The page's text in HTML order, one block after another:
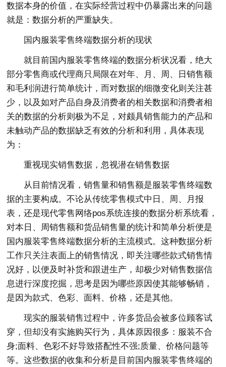
数据本身的价值，在实际经营过程中仍暴露出来的问题
就是：数据分析的严重缺失。
国内服装零售终端数据分析的现状
就目前国内服装零售终端的数据分析状况看，绝大
部分零售商或代理商只局限在对年、月、周、日销售额
和毛利润进行简单统计，而对数据的细微变化则关注甚
少，以及如对产品自身及消费者的相关数据和消费者相
关的数据的分析则极为不足，对颇具销售能力的产品和
未触动产品的数据缺乏有效的分析和利用，具体表现
为：
重视现实销售数据，忽视潜在销售数据
从目前情况看，销售量和销售额是服装零售终端数
据的主要构成。不论从传统零售模式中日、周、月报
表，还是现代零售网络pos系统连接的数据分析系统看，
对本日、周销售额和货品销售量的统计和简单分析便是
国内服装零售终端数据分析的主流模式。这种数据分析
工作只关注表面上的销售情况，即关注哪些款式销售情
况好，以便及时补货和跟进生产，却极少对销售数据信
息进行深度挖掘，思考是因为哪些原因使其能够畅销，
是因为款式、色彩、面料、价格，还是其他。
现实的服装销售过程中，许多货品会被多位顾客试
穿，但却没有实施购买行为，具体原因很多：服装不合
身;面料、色彩不好导致搭配性不强;质量、价格问题等
等。这些数据的收集和分析是目前国内服装零售终端的